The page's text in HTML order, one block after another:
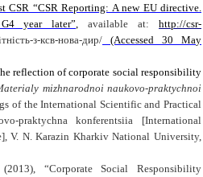
CSR “CSR Reporting: A new EU directive.
year later”, available at:http://csr-
з-ксв-нова-дир/ (Accessed 30 Mаy
reflection of corporate social responsibility
mizhnarodnoi naukovo-praktychnoi
of the International Scientific and Practical
praktychna konferentsiia [International
V. N. Karazin Kharkiv National University,
, “Corporate Social Responsibility